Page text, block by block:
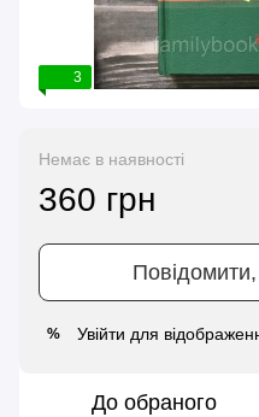
3
Немає в наявності
360 грн
% Увійти для
До обраного